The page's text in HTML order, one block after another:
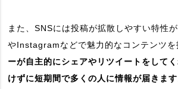
また、SNSには投稿が拡散しやすい特性
やInstagramなどで魅力的なコンテンツ
ーが自主的にシェアやリツイートをして
けずに短期間で多くの人に情報が届きます